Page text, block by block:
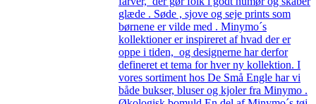
glæde . Søde , sjove og seje prints som
børnene er vilde med . Minymo´s
kollektioner er inspireret af hvad der er
oppe i tiden, og designerne har derfor
defineret et tema for hver ny kollektion. I
vores sortiment hos De Små Engle har vi
både bukser, bluser og kjoler fra Minymo .